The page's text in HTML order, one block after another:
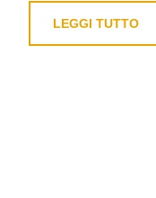
LEGGI TUTTO